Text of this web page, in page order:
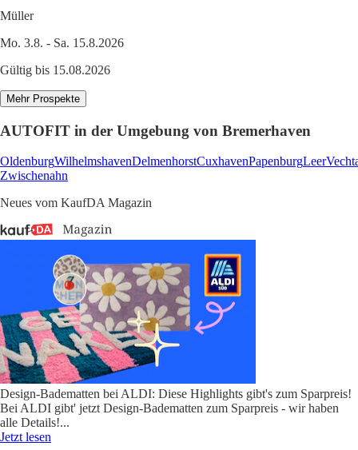
Müller
Mo. 3.8. - Sa. 15.8.2026
Gültig bis 15.08.2026
Mehr Prospekte
AUTOFIT in der Umgebung von Bremerhaven
OldenburgWilhelmshavenDelmenhorstCuxhavenPapenburgLeer
Zwischenahn
Neues vom KaufDA Magazin
Design-Badematten bei ALDI: Diese Highlights gibt's zum Sparpreis!
Bei ALDI gibt' jetzt Design-Badematten zum Sparpreis - wir haben
alle Details!...
Jetzt lesen